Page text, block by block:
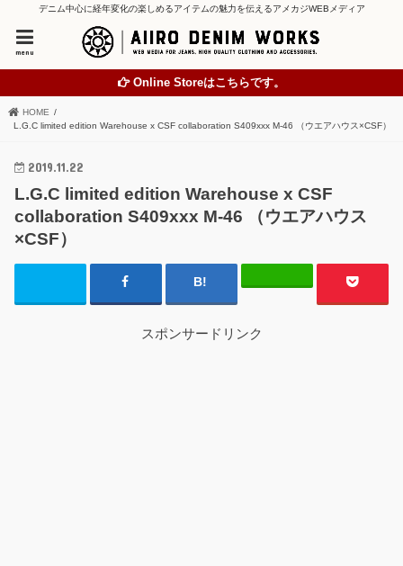
デニム中心に経年変化の楽しめるアイテムの魅力を伝えるアメカジWEBメディア
menu
Online Storeはこちらです。
HOME
L.G.C limited edition Warehouse x CSF collaboration S409xxx M-46 （ウエアハウス×CSF）
2019.11.22
L.G.C limited edition Warehouse x CSF
collaboration S409xxx M-46 （ウエアハウス
×CSF）
スポンサードリンク